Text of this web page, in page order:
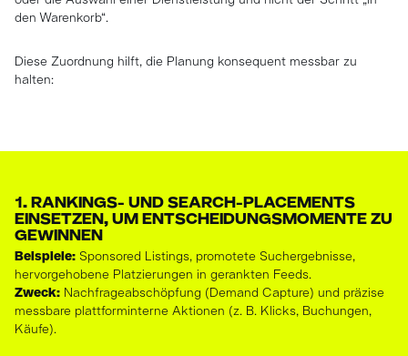
den Warenkorb“.
Diese Zuordnung hilft, die Planung konsequent messbar zu
halten:
1. RANKINGS- UND SEARCH-PLACEMENTS
EINSETZEN, UM ENTSCHEIDUNGSMOMENTE ZU
GEWINNEN
Beispiele: Sponsored Listings, promotete Suchergebnisse,
hervorgehobene Platzierungen in gerankten Feeds.
Zweck: Nachfrageabschöpfung (Demand Capture) und präzise
messbare plattforminterne Aktionen (z. B. Klicks, Buchungen,
Käufe).